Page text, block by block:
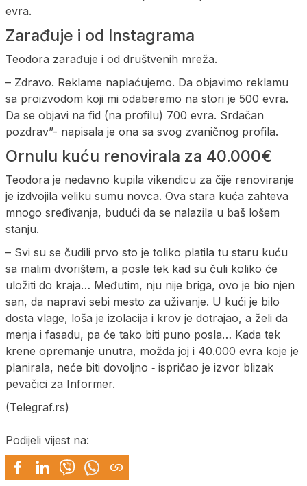
evra.
Zarađuje i od Instagrama
Teodora zarađuje i od društvenih mreža.
– Zdravo. Reklame naplaćujemo. Da objavimo reklamu
sa proizvodom koji mi odaberemo na stori je 500 evra.
Da se objavi na fid (na profilu) 700 evra. Srdačan
pozdrav”- napisala je ona sa svog zvaničnog profila.
Ornulu kuću renovirala za 40.000€
Teodora je nedavno kupila vikendicu za čije renoviranje
je izdvojila veliku sumu novca. Ova stara kuća zahteva
mnogo sređivanja, budući da se nalazila u baš lošem
stanju.
– Svi su se čudili prvo sto je toliko platila tu staru kuću
sa malim dvorištem, a posle tek kad su čuli koliko će
uložiti do kraja… Međutim, nju nije briga, ovo je bio njen
san, da napravi sebi mesto za uživanje. U kući je bilo
dosta vlage, loša je izolacija i krov je dotrajao, a želi da
menja i fasadu, pa će tako biti puno posla… Kada tek
krene opremanje unutra, možda joj i 40.000 evra koje je
planirala, neće biti dovoljno ‐ ispričao je izvor blizak
pevačici za Informer.
(Telegraf.rs)
Podijeli vijest na: